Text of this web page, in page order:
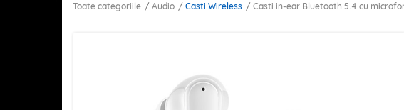
Toate categoriile Audio Casti Wireless Casti in-ear Bluetooth 5.4 cu